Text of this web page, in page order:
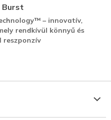
Burst
– innovatív,
rendkívül könnyű és
reszponzív